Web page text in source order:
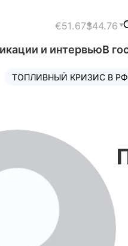
€51.67$44.76
и интервьюВ
ТОПЛИВНЫЙ КРИЗИС В РФ